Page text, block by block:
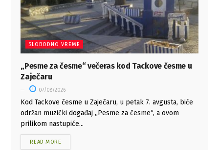
SLOBODNO VREME
„Pesme za česme“ večeras kod Tackove česme u
Zaječaru
07/08/2026
Kod Tackove česme u Zaječaru, u petak 7. avgusta, biće
održan muzički događaj „Pesme za česme“, a ovom
prilikom nastupiće...
READ MORE